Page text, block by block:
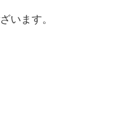
います。